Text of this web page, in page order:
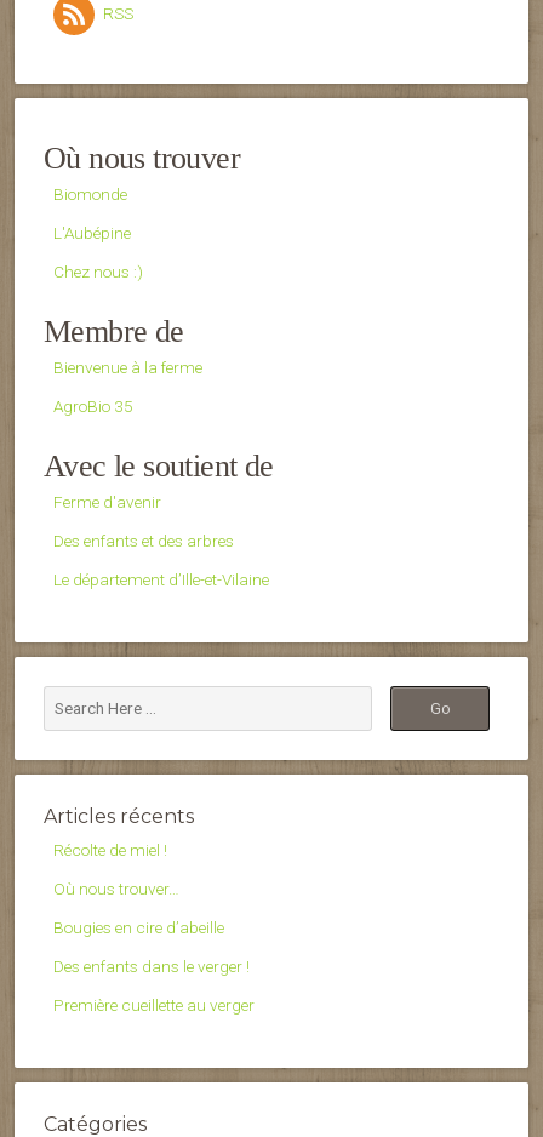
RSS
Où nous trouver
Biomonde
L'Aubépine
Chez nous :)
Membre de
Bienvenue à la ferme
AgroBio 35
Avec le soutient de
Ferme d'avenir
Des enfants et des arbres
Le département d’Ille-et-Vilaine
Articles récents
Récolte de miel !
Où nous trouver…
Bougies en cire d’abeille
Des enfants dans le verger !
Première cueillette au verger
Catégories